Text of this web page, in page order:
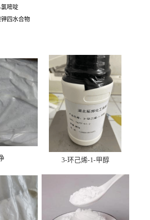
氯嘧啶
钾四水合物
3-环己烯-1-甲醇